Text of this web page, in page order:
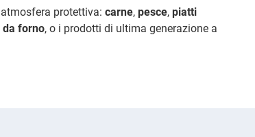
protettiva: carne, pesce, piatti
forno, o i prodotti di ultima generazione a